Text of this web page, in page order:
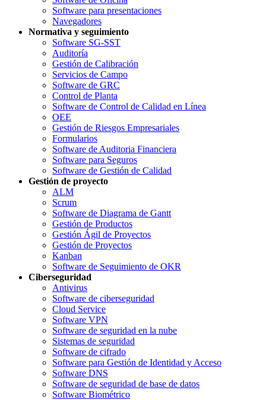
Software para presentaciones
Navegadores
Normativa y seguimiento
Software SG-SST
Auditoría
Gestión de Calibración
Servicios de Campo
Software de GRC
Control de Planta
Software de Control de Calidad en Línea
OEE
Gestión de Riesgos Empresariales
Formularios
Software de Auditoria Financiera
Software para Seguros
Software de Gestión de Calidad
Gestión de proyecto
ALM
Scrum
Software de Diagrama de Gantt
Gestión de Productos
Gestión Ágil de Proyectos
Gestión de Proyectos
Kanban
Software de Seguimiento de OKR
Ciberseguridad
Antivirus
Software de ciberseguridad
Cloud Service
Software VPN
Software de seguridad en la nube
Sistemas de seguridad
Software de cifrado
Software para Gestión de Identidad y Acceso
Software DNS
Software de seguridad de base de datos
Software Biométrico